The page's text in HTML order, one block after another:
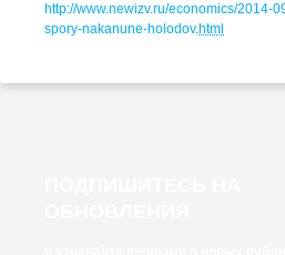
http://www.newizv.ru/economics/2014-
spory-nakanune-holodov.html